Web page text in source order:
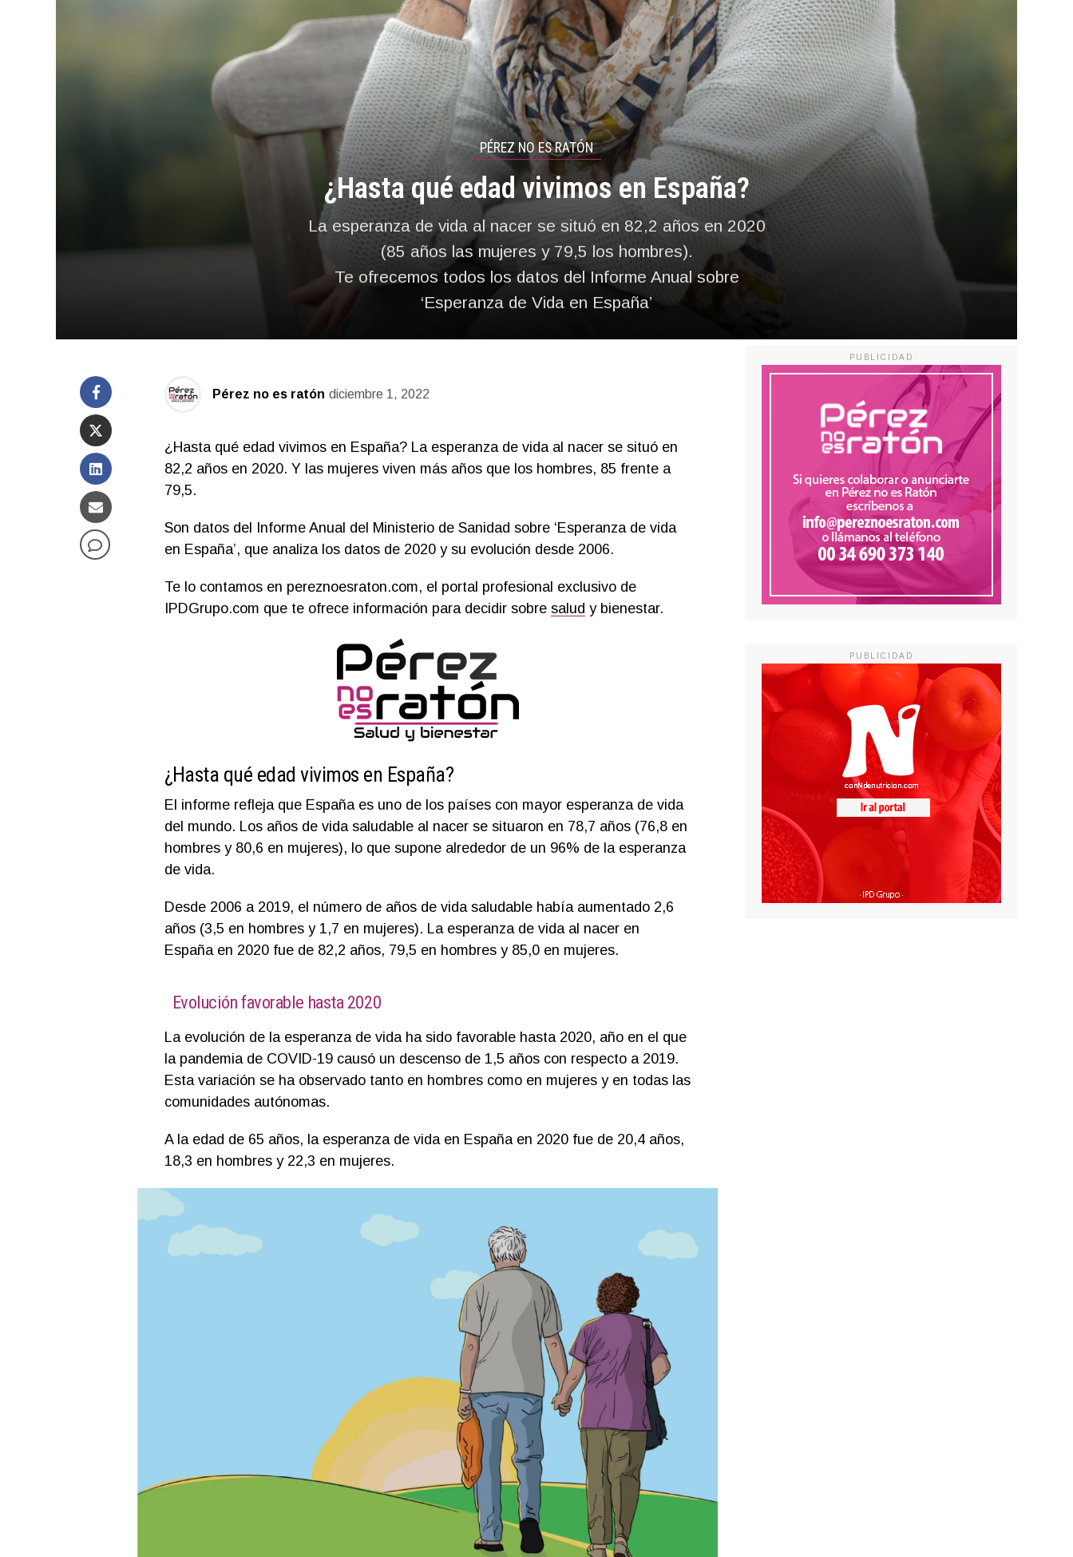
PÉREZ NO ES RATÓN
¿Hasta qué edad vivimos en España?
La esperanza de vida al nacer se situó en 82,2 años en 2020
(85 años las mujeres y 79,5 los hombres).
Te ofrecemos todos los datos del Informe Anual sobre
‘Esperanza de Vida en España’
Pérez no es ratón diciembre 1, 2022
¿Hasta qué edad vivimos en España? La esperanza de vida al nacer se situó en
82,2 años en 2020. Y las mujeres viven más años que los hombres, 85 frente a
79,5.
Son datos del Informe Anual del Ministerio de Sanidad sobre ‘Esperanza de vida
en España’, que analiza los datos de 2020 y su evolución desde 2006.
Te lo contamos en pereznoesraton.com, el portal profesional exclusivo de
IPDGrupo.com que te ofrece información para decidir sobre salud y bienestar.
¿Hasta qué edad vivimos en España?
El informe refleja que España es uno de los países con mayor esperanza de vida
del mundo. Los años de vida saludable al nacer se situaron en 78,7 años (76,8 en
hombres y 80,6 en mujeres), lo que supone alrededor de un 96% de la esperanza
de vida.
Desde 2006 a 2019, el número de años de vida saludable había aumentado 2,6
años (3,5 en hombres y 1,7 en mujeres). La esperanza de vida al nacer en
España en 2020 fue de 82,2 años, 79,5 en hombres y 85,0 en mujeres.
Evolución favorable hasta 2020
La evolución de la esperanza de vida ha sido favorable hasta 2020, año en el que
la pandemia de COVID-19 causó un descenso de 1,5 años con respecto a 2019.
Esta variación se ha observado tanto en hombres como en mujeres y en todas las
comunidades autónomas.
A la edad de 65 años, la esperanza de vida en España en 2020 fue de 20,4 años,
18,3 en hombres y 22,3 en mujeres.
PUBLICIDAD
PUBLICIDAD